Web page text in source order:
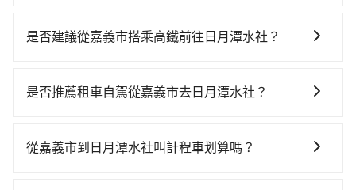
專人回覆您。
是否建議從嘉義市搭乘高鐵前往日月潭水社？
時、轉車麻煩！從最早06:21一直到23:27，嘉義-台中一
25分鐘。抵達高鐵站後，步行進站、現場購票並於月台
是否推薦租車自駕從嘉義市去日月潭水社？
時不需要閉目養神（因為要自己開車），最重要的是你
從嘉義市到日月潭水社叫計程車划算嗎？